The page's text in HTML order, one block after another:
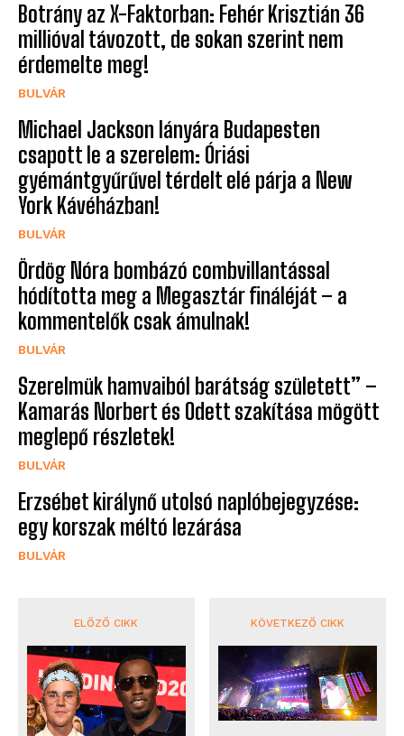
Botrány az X-Faktorban: Fehér Krisztián 36
millióval távozott, de sokan szerint nem
érdemelte meg!
BULVÁR
Michael Jackson lányára Budapesten
csapott le a szerelem: Óriási
gyémántgyűrűvel térdelt elé párja a New
York Kávéházban!
BULVÁR
Ördög Nóra bombázó combvillantással
hódította meg a Megasztár fináléját – a
kommentelők csak ámulnak!
BULVÁR
Szerelmük hamvaiból barátság született” –
Kamarás Norbert és Odett szakítása mögött
meglepő részletek!
BULVÁR
Erzsébet királynő utolsó naplóbejegyzése:
egy korszak méltó lezárása
BULVÁR
ELŐZŐ CIKK KÖVETKEZŐ CIKK